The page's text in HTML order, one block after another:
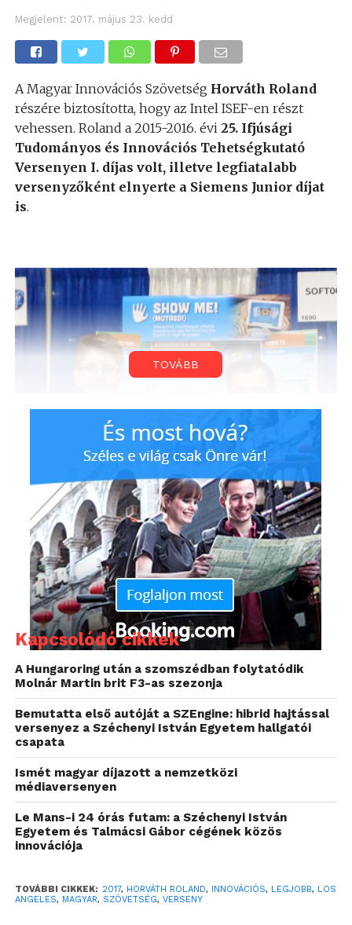
Megjelent: 2017. május 23. kedd
A Magyar Innovációs Szövetség Horváth Roland
részére biztosította, hogy az Intel ISEF-en részt
vehessen. Roland a 2015-2016. évi 25. Ifjúsági
Tudományos és Innovációs Tehetségkutató
Versenyen I. díjas volt, illetve legfiatalabb
versenyzőként elnyerte a Siemens Junior díjat
is.
Az Intel ISEF rendezvény kétlépcsős. A
versenyzőktől a nemzetközi zsűri angol nyelvű
nevezési anyagokat kér a projektről. Ezt követően a
kiállítással egybekötött döntőn több mint ezer
tudós, mérnök és matematikus személyes interjúk
során győződik meg a versenyzők felkészültségéről,
és alakítja ki a végleges sorrendet.
Gimnázium diákja, a „Mutasd! – Interaktív jelnyelvet
TOVÁBB
Kapcsolódó cikkek
A Hungaroring után a szomszédban folytatódik
Molnár Martin brit F3-as szezonja
Bemutatta első autóját a SZEngine: hibrid hajtással
versenyez a Széchenyi István Egyetem hallgatói
csapata
Ismét magyar díjazott a nemzetközi
médiaversenyen
Le Mans-i 24 órás futam: a Széchenyi István
Egyetem és Talmácsi Gábor cégének közös
innovációja
TOVÁBBI CIKKEK: 2017, HORVÁTH ROLAND, INNOVÁCIÓS, LEGJOBB, LOS
ANGELES, MAGYAR, SZÖVETSÉG, VERSENY